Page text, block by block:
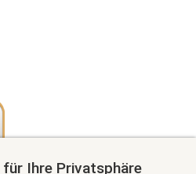
Ihre Privatsphäre